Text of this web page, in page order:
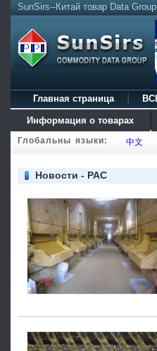
SunSirs--Китай товар Data Group
Главная страница BCI
Информация о товарах
Глобальны языки: 中文
Новости - PAC